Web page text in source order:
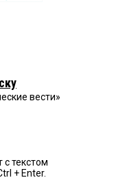
вести»
текстом
+ Enter.